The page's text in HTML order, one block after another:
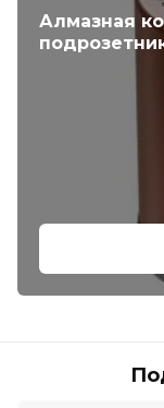
Алмазная